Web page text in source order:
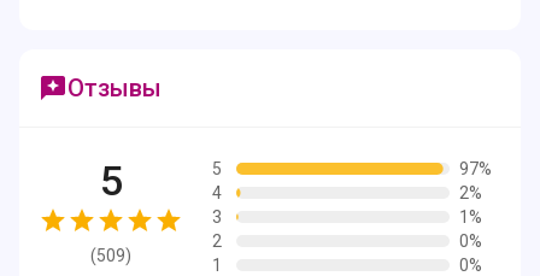
Отзывы
5
(509)
5
97%
4
2%
3
1%
2
0%
1
0%